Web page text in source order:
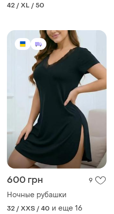
42 / XL / 50
600 грн 9
Ночные рубашки
32 / XXS / 40 и еще 16